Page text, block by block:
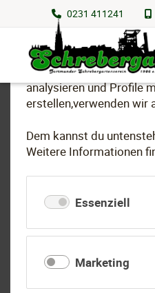
Wir nutzen
Um essenzielle
analysieren und Profile
erstellen,verwenden wir
Dem kannst du
Weitere Informationen
Essenziell
Marketing
0231 411241
Navigation
überspringen